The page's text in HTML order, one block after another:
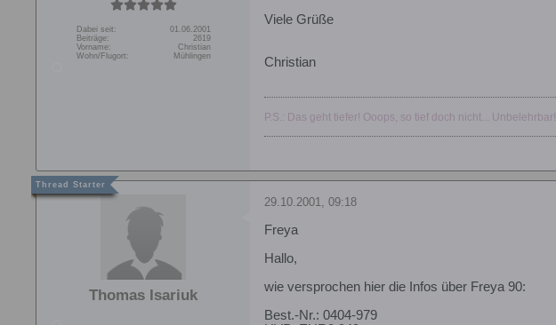
Dabei seit:
01.06.2001
Beiträge:
2619
Vorname:
Christian
Wohn/Flugort:
Mühlingen
Viele Grüße
Christian
P.S.: Das geht tiefer! Ooops, so tief doch nicht... Unbelehrbar!
Thomas Isariuk
29.10.2001, 09:18
Freya
Hallo,
wie versprochen hier die Infos über Freya 90:
Best.-Nr.: 0404-979